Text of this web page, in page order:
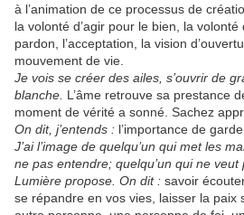
à l’animation de ce processus de
la volonté d’agir pour le bien, la
pardon, l’acceptation, la vision
mouvement de vie.
Je vois se créer des ailes, s’ouvrir de
blanche. L’âme retrouve sa prestance
moment de vérité a sonné. Sachez
On dit, j’entends : l’importance de
J’ai l’image de quelqu’un qui met les
ne pas entendre; quelqu’un qui ne
Lumière propose. On dit : savoir
se répandre en vos vies, laisser la paix